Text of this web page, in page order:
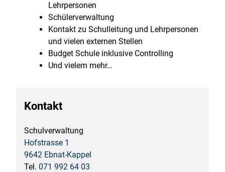
Lehrpersonen
Schülerverwaltung
Kontakt zu Schulleitung und Lehrpersonen
und vielen externen Stellen
Budget Schule inklusive Controlling
Und vielem mehr…
Kontakt
Schulverwaltung
Hofstrasse 1
9642 Ebnat-Kappel
Tel. 071 992 64 03